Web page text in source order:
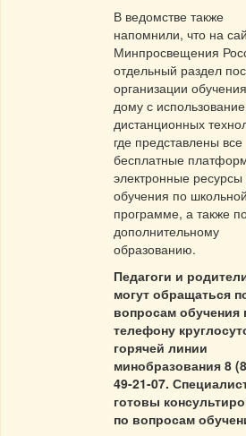
В ведомстве также
напомнили, что на
Минпросвещения
отдельный раздел
организации
дому с
дистанционных
где представлены все
бесплатные
электронные ресурсы
обучения по школьной
программе, а также
дополнительному
образованию.
Педагоги и
могут обращаться
вопросам обучения
телефону
горячей линии
минобразования 8
49-21-07.
готовы
по вопросам